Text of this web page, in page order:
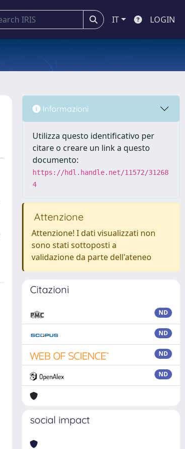
IT LOGIN
Informazioni
Utilizza questo identificativo per
citare o creare un link a questo
documento:
https://hdl.handle.net/11572/31268
4
Attenzione
Attenzione! I dati visualizzati non
sono stati sottoposti a
validazione da parte dell'ateneo
Citazioni
ND
ND
ND
ND
social impact